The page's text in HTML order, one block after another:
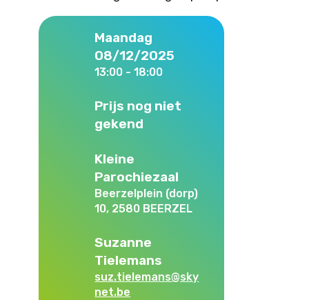
Maandag
08/12/2025
13:00 - 18:00
Prijs nog niet
gekend
Kleine
Parochiezaal
Beerzelplein (dorp)
10, 2580 BEERZEL
Suzanne
Tielemans
suz.tielemans@sky
net.be